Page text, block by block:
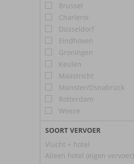
Brussel
Charleroi
Düsseldorf
Eindhoven
Groningen
Keulen
Maastricht
Münster/Osnabrück
Rotterdam
Weeze
SOORT VERVOER
Vlucht + hotel
Alleen hotel (eigen vervoer)